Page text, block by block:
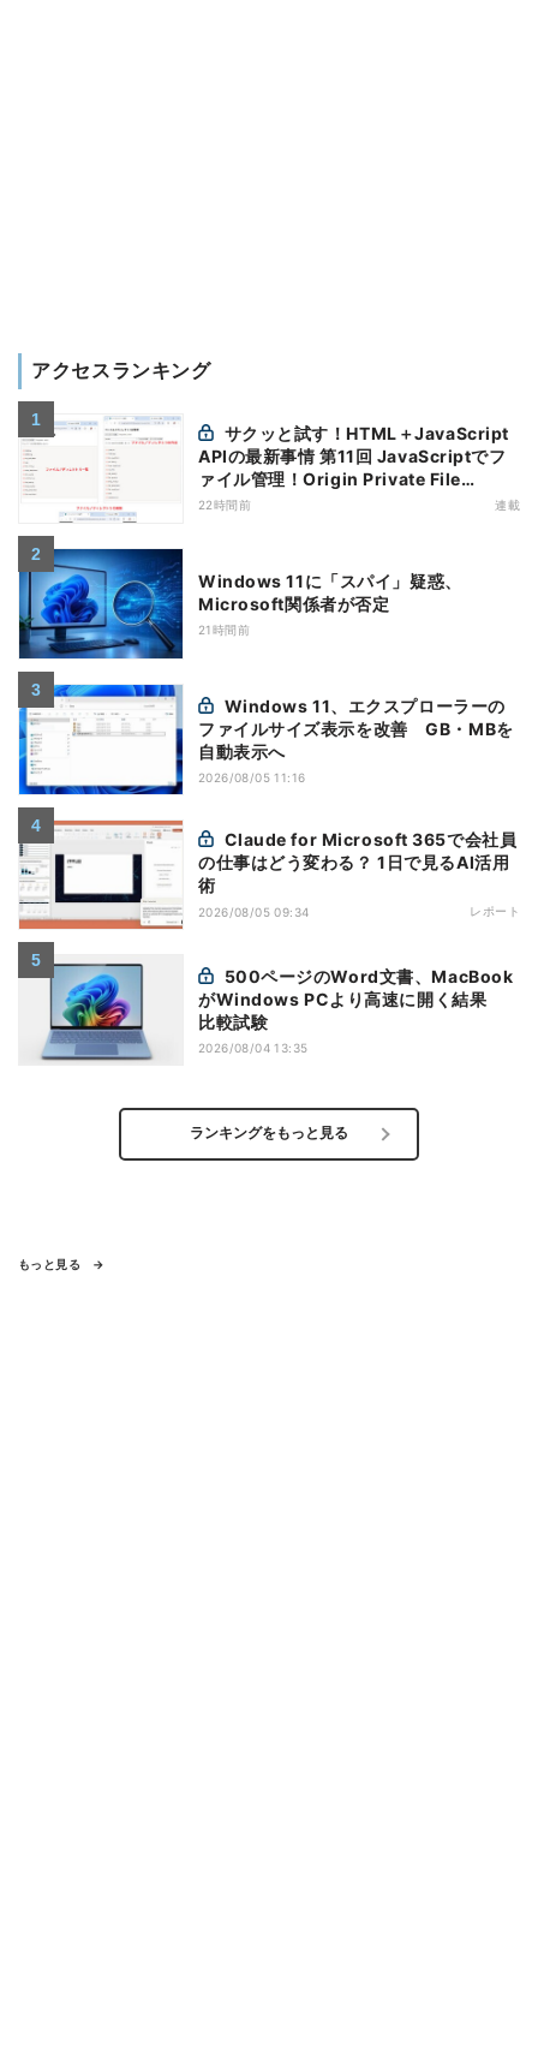
アクセスランキング
APIの最新事情 第11回 JavaScriptでフ
ァイル管理！Origin Private File
Systemを活用する
22時間前 連載
Windows 11に「スパイ」疑惑、
Microsoft関係者が否定
21時間前
ファイルサイズ表示を改善 GB・MBを
自動表示へ
2026/08/05 11:16
の仕事はどう変わる？ 1日で見るAI活用
術
2026/08/05 09:34 レポート
がWindows PCより高速に開く結果
比較試験
2026/08/04 13:35
ランキングをもっと見る
もっと見る